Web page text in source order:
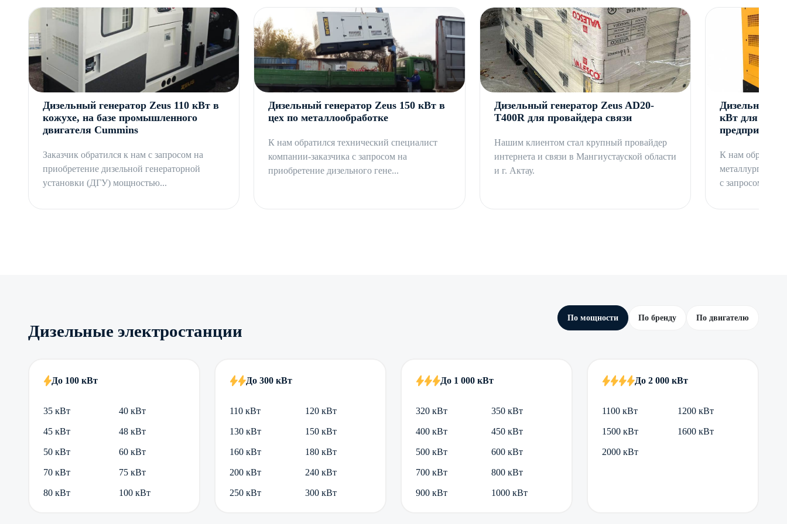
Дизельный генератор Zeus 110 кВт в
кожухе, на базе промышленного
двигателя Cummins
Заказчик обратился к нам с запросом на
приобретение дизельной генераторной
установки (ДГУ) мощностью...
Дизельный генератор Zeus 150 кВт в
цех по металлообработке
К нам обратился технический специалист
компании-заказчика с запросом на
приобретение дизельного гене...
Дизельный генератор Zeus AD20-
T400R для провайдера связи
Нашим клиентом стал крупный провайдер
интернета и связи в Мангиустауской области
и г. Актау.
Дизельный
кВт для
предприятия
К нам
с запросом на
Дизельные электростанции
По мощности По бренду По двигателю
До 100 кВт
35 кВт 40 кВт
45 кВт 48 кВт
50 кВт 60 кВт
70 кВт 75 кВт
80 кВт 100 кВт
До 300 кВт
110 кВт 120 кВт
130 кВт 150 кВт
160 кВт 180 кВт
200 кВт 240 кВт
250 кВт 300 кВт
До 1 000 кВт
320 кВт 350 кВт
400 кВт 450 кВт
500 кВт 600 кВт
700 кВт 800 кВт
900 кВт 1000 кВт
До 2 000 кВт
1100 кВт 1200 кВт
1500 кВт 1600 кВт
2000 кВт